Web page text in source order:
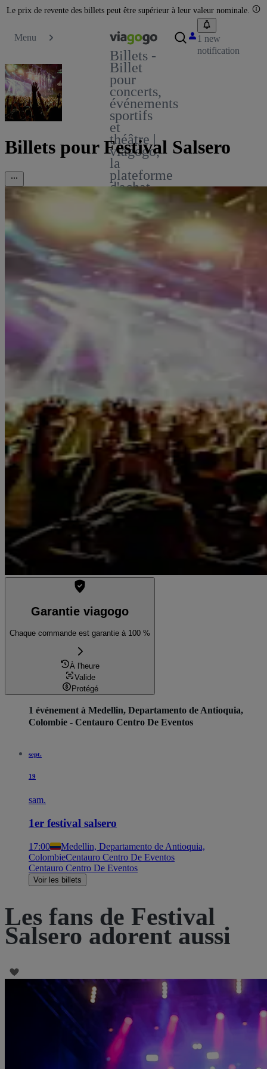
Le prix de revente des billets peut être supérieur à leur valeur nominale.
Menu
Billets -
Billet
pour
concerts,
événements
sportifs
et
théâtre |
viagogo,
la
plateforme
d'achat
et de
vente
billets
1 new
notification
Billets pour Festival Salsero
Garantie viagogo
Chaque commande est garantie à 100 %
À l'heure
Valide
Protégé
1 événement à Medellin, Departamento de Antioquia,
Colombie - Centauro Centro De Eventos
sept.
19
sam.
1er festival salsero
17:00
Medellin, Departamento de Antioquia,
ColombieCentauro Centro De Eventos
Centauro Centro De Eventos
Voir les billets
Les fans de Festival
Salsero adorent aussi